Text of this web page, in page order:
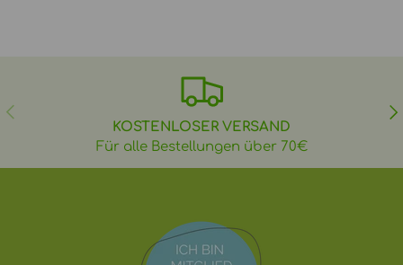
VORHERIGE
KOSTENLOSER VERSAND
Für alle Bestellungen über 70€